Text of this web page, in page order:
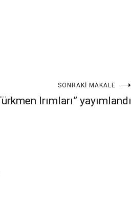
SONRAKI MAKALE
Irımları” yayımlandı